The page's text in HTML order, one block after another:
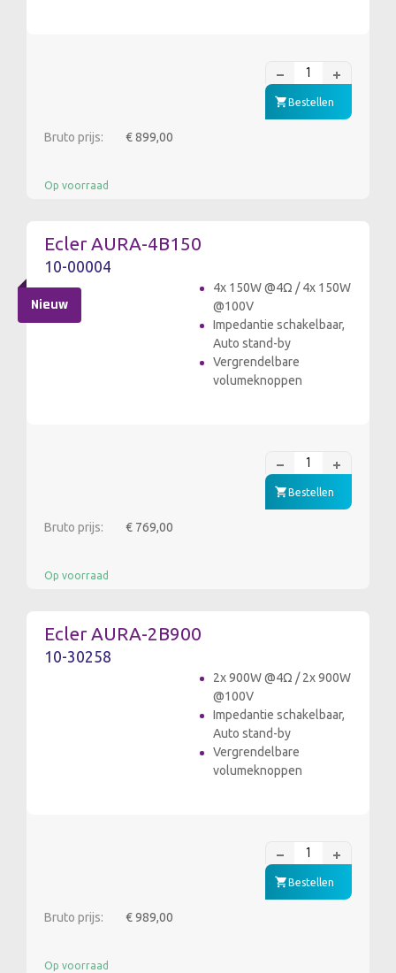
Bestellen
Bruto prijs: € 899,00
Op voorraad
Nieuw
Ecler AURA-4B150
10-00004
4x 150W @4Ω / 4x 150W
@100V
Impedantie schakelbaar,
Auto stand-by
Vergrendelbare
volumeknoppen
Bestellen
Bruto prijs: € 769,00
Op voorraad
Ecler AURA-2B900
10-30258
2x 900W @4Ω / 2x 900W
@100V
Impedantie schakelbaar,
Auto stand-by
Vergrendelbare
volumeknoppen
Bestellen
Bruto prijs: € 989,00
Op voorraad